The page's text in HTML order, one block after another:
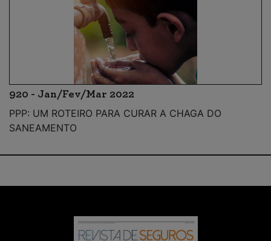
920 - Jan/Fev/Mar 2022
PPP: UM ROTEIRO PARA CURAR A CHAGA DO
SANEAMENTO